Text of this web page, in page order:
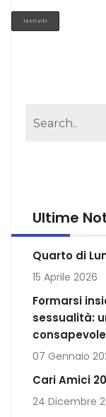
Ultime
Quarto di
15 Aprile 2026
Formarsi
sessualità:
07 Gennaio
Cari Amici
24 Dicembre